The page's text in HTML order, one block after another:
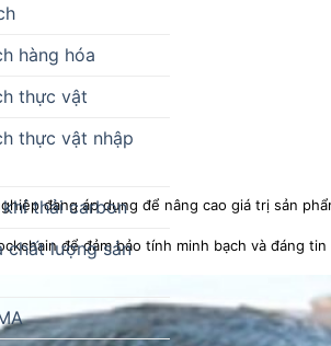
đang áp dụng để nâng cao giá trị sản
để đảm bảo tính minh bạch và đáng tin
hàng hóa
thực vật
thực vật nhập
thải carbon
chất lượng sản